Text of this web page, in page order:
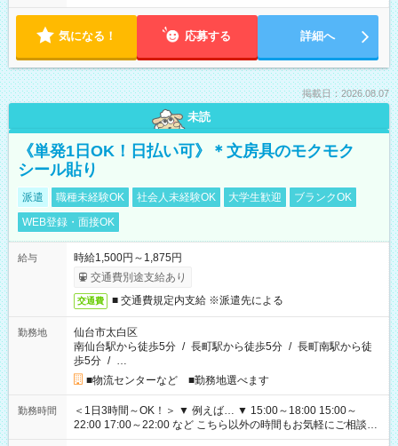
気になる！ 応募する 詳細へ
掲載日：2026.08.07
未読
《単発1日OK！日払い可》＊文房具のモクモク
シール貼り
派遣 職種未経験OK 社会人未経験OK 大学生歓迎
ブランクOK
WEB登録・面接OK
給与
時給1,500円～1,875円
交通費別途支給あり
交通費 ■ 交通費規定内支給 ※派遣先による
勤務地
仙台市太白区
南仙台駅から徒歩5分 / 長町駅から徒歩5分 / 長町南駅から徒
歩5分 / …
■物流センターなど ■勤務地選べます
勤務時間
＜1日3時間～OK！＞ ▼ 例えば… ▼ 15:00～18:00 15:00～
22:00 17:00～22:00 など こちら以外の時間もお気軽にご相談く
ださい！